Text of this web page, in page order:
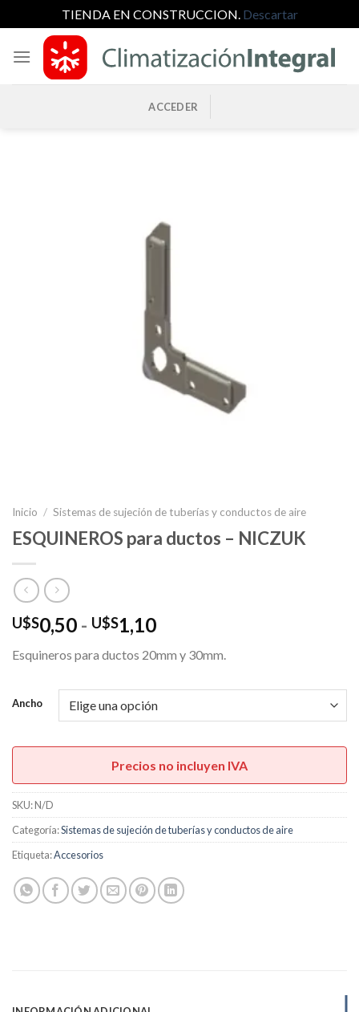
TIENDA EN CONSTRUCCION. Descartar
contenido
ACCEDER
Inicio / Sistemas de sujeción de tuberías y conductos de aire
ESQUINEROS para ductos – NICZUK
U$S0,50 - U$S1,10Rango
precios:
U$S0,50
hasta
Esquineros para ductos 20mm y 30mm.
Ancho
Precios no incluyen IVA
SKU:N/D
Categoría:Sistemas de sujeción de tuberías y conductos de aire
Etiqueta:Accesorios